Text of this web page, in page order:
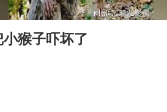
目停工 多地全力防台风
进深山21年活得像野人
猴子吓坏了